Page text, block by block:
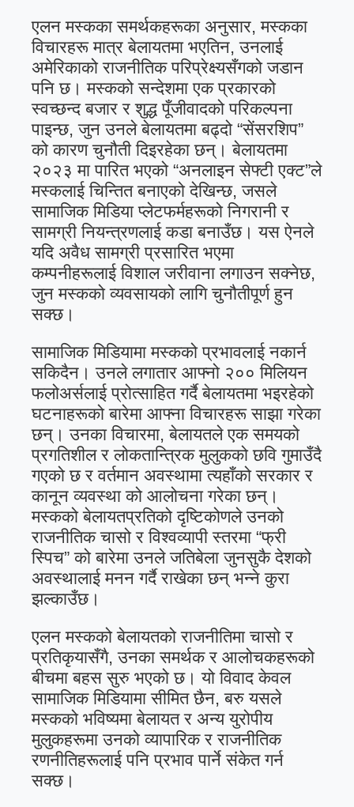
एलन मस्कका समर्थकहरूका अनुसार, मस्कका
विचारहरू मात्र बेलायतमा भएतिन, उनलाई
अमेरिकाको राजनीतिक परिप्रेक्ष्यसँगको जडान
पनि छ। मस्कको सन्देशमा एक प्रकारको
स्वच्छन्द बजार र शुद्ध पूँजीवादको परिकल्पना
पाइन्छ, जुन उनले बेलायतमा बढ्दो “सेंसरशिप”
को कारण चुनौती दिइरहेका छन्। बेलायतमा
२०२३ मा पारित भएको “अनलाइन सेफ्टी एक्ट”ले
मस्कलाई चिन्तित बनाएको देखिन्छ, जसले
सामाजिक मिडिया प्लेटफर्महरूको निगरानी र
सामग्री नियन्त्रणलाई कडा बनाउँछ। यस ऐनले
यदि अवैध सामग्री प्रसारित भएमा
कम्पनीहरूलाई विशाल जरीवाना लगाउन सक्नेछ,
जुन मस्कको व्यवसायको लागि चुनौतीपूर्ण हुन
सक्छ।
सामाजिक मिडियामा मस्कको प्रभावलाई नकार्न
सकिदैन। उनले लगातार आफ्नो २०० मिलियन
फलोअर्सलाई प्रोत्साहित गर्दै बेलायतमा भइरहेको
घटनाहरूको बारेमा आफ्ना विचारहरू साझा गरेका
छन्। उनका विचारमा, बेलायतले एक समयको
प्रगतिशील र लोकतान्त्रिक मुलुकको छवि गुमाउँदै
गएको छ र वर्तमान अवस्थामा त्यहाँको सरकार र
कानून व्यवस्था को आलोचना गरेका छन्।
मस्कको बेलायतप्रतिको दृष्टिकोणले उनको
राजनीतिक चासो र विश्वव्यापी स्तरमा “फ्री
स्पिच” को बारेमा उनले जतिबेला जुनसुकै देशको
अवस्थालाई मनन गर्दै राखेका छन् भन्ने कुरा
झल्काउँछ।
एलन मस्कको बेलायतको राजनीतिमा चासो र
प्रतिकृयासँगै, उनका समर्थक र आलोचकहरूको
बीचमा बहस सुरु भएको छ। यो विवाद केवल
सामाजिक मिडियामा सीमित छैन, बरु यसले
मस्कको भविष्यमा बेलायत र अन्य युरोपीय
मुलुकहरूमा उनको व्यापारिक र राजनीतिक
रणनीतिहरूलाई पनि प्रभाव पार्ने संकेत गर्न
सक्छ।